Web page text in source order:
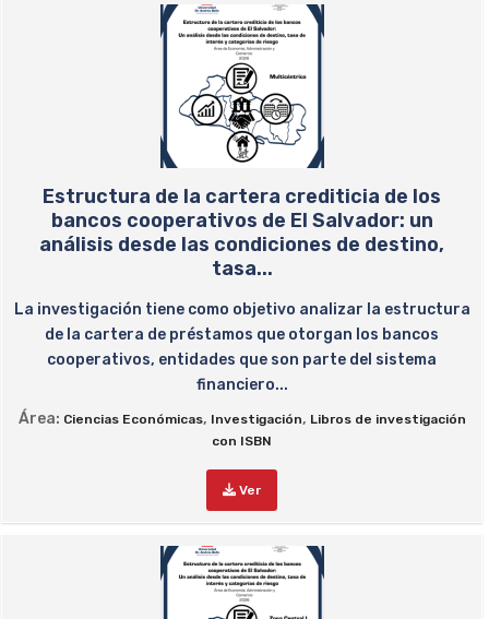
Estructura de la cartera crediticia de los
bancos cooperativos de El Salvador: un
análisis desde las condiciones de destino,
tasa...
La investigación tiene como objetivo analizar la estructura
de la cartera de préstamos que otorgan los bancos
cooperativos, entidades que son parte del sistema
financiero...
Área: Ciencias Económicas, Investigación, Libros de investigación
con ISBN
Ver